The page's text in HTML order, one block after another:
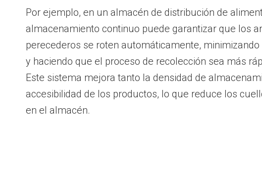
Por ejemplo, en un almacén de distribución de
almacenamiento continuo puede garantizar que los
perecederos se roten automáticamente, minimizando
y haciendo que el proceso de recolección sea más
Este sistema mejora tanto la densidad de
accesibilidad de los productos, lo que reduce los
en el almacén.